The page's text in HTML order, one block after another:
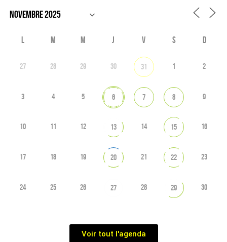
L M M J V S D
27 28 29 30 31 1 2
3 4 5 6 7 8 9
10 11 12 13 14 15 16
17 18 19 20 21 22 23
24 25 26 27 28 29 30
Voir tout l'agenda